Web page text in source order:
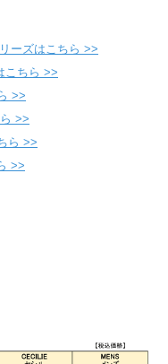
ーズはこちら >>
こちら >>
>>
>>
ら >>
>>